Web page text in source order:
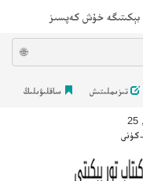
بېكىتىگە خۇش كەپسىز
🌐
تىزىملىتىش ساقلىۋىلىڭ